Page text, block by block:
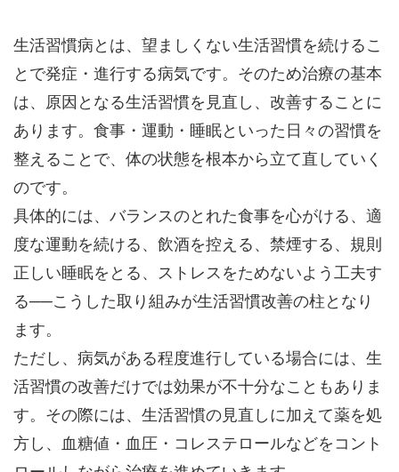
生活習慣病とは、望ましくない生活習慣を続けるこ
とで発症・進行する病気です。そのため治療の基本
は、原因となる生活習慣を見直し、改善することに
あります。食事・運動・睡眠といった日々の習慣を
整えることで、体の状態を根本から立て直していく
のです。
具体的には、バランスのとれた食事を心がける、適
度な運動を続ける、飲酒を控える、禁煙する、規則
正しい睡眠をとる、ストレスをためないよう工夫す
る──こうした取り組みが生活習慣改善の柱となり
ます。
ただし、病気がある程度進行している場合には、生
活習慣の改善だけでは効果が不十分なこともありま
す。その際には、生活習慣の見直しに加えて薬を処
方し、血糖値・血圧・コレステロールなどをコント